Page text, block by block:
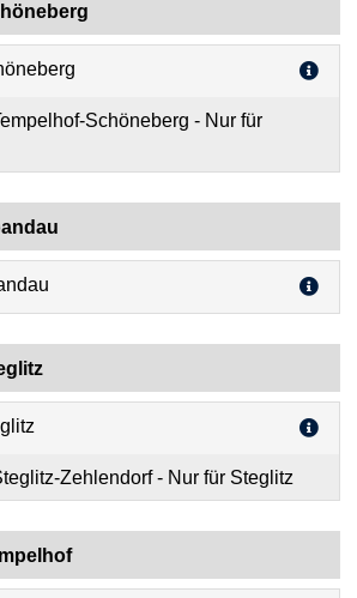
Schöneberg - Nur für
zuständig für Steglitz-Zehlendorf - Nur für Steglitz